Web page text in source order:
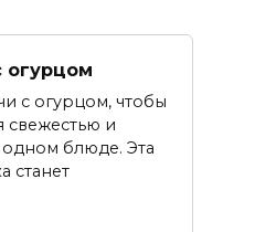
огурцом
с огурцом, чтобы
свежестью и
блюде. Эта
станет